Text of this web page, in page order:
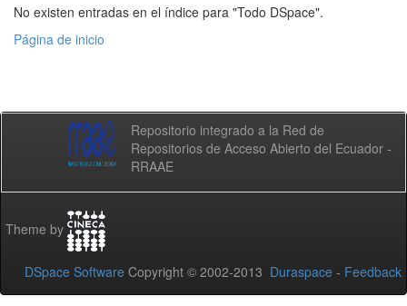
No existen entradas en el índice para "Todo DSpace".
Página de inicio
Repositorio integrado a la Red de
Repositorios de Acceso Abierto del Ecuador -
RRAAE
Theme by
DSpace Software Copyright © 2002-2013 Duraspace - Feedback